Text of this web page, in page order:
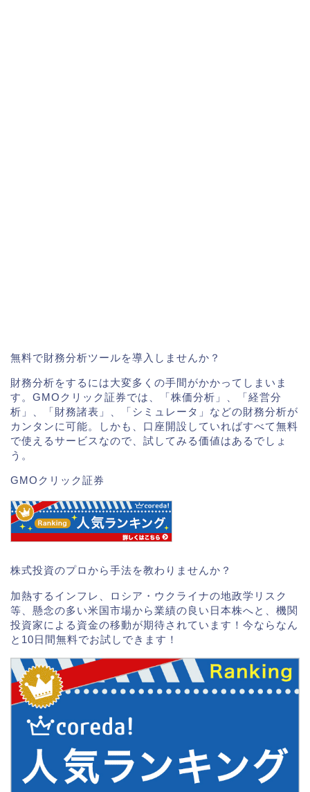
無料で財務分析ツールを導入しませんか？
財務分析をするには大変多くの手間がかかってしまいま
す。GMOクリック証券では、「株価分析」、「経営分
析」、「財務諸表」、「シミュレータ」などの財務分析が
カンタンに可能。しかも、口座開設していればすべて無料
で使えるサービスなので、試してみる価値はあるでしょ
う。
GMOクリック証券
株式投資のプロから手法を教わりませんか？
加熱するインフレ、ロシア・ウクライナの地政学リスク
等、懸念の多い米国市場から業績の良い日本株へと、機関
投資家による資金の移動が期待されています！今ならなん
と10日間無料でお試しできます！